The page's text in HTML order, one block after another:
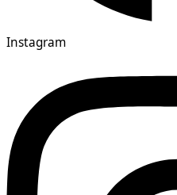
Instagram